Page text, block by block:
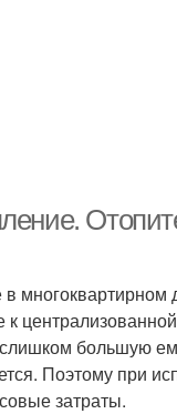
многоквартирном
большую
Поэтому при
затраты.